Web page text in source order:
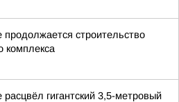
продолжается строительство
комплекса
расцвёл гигантский 3,5-метровый